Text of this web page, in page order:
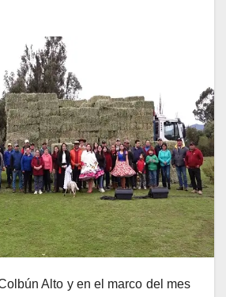
Alto y en el marco del mes